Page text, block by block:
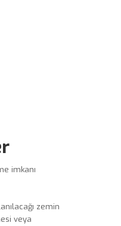
imkanı
zemin
veya